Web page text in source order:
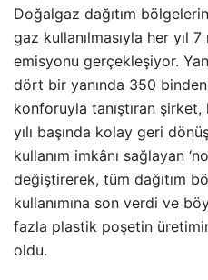
Doğalgaz dağıtım
gaz kullanılmasıyla her yıl
emisyonu gerçekleşiyor.
dört bir yanında 350
konforuyla tanıştıran şirket,
yılı başında kolay geri
kullanım imkânı sağlayan
değiştirerek, tüm dağıtım
kullanımına son verdi ve
fazla plastik poşetin
oldu.